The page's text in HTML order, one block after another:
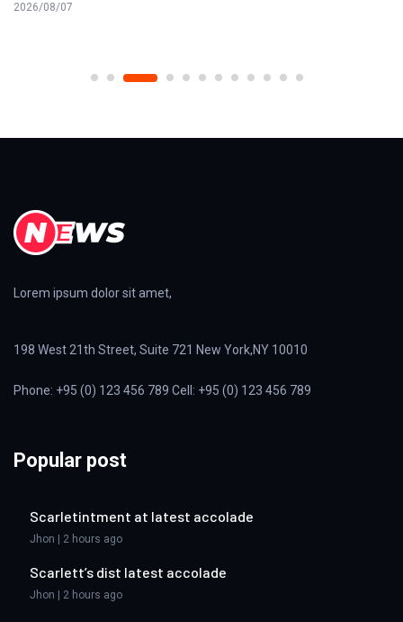
2026/08/07
Lorem ipsum dolor sit amet,
198 West 21th Street, Suite 721 New York,NY 10010
Phone: +95 (0) 123 456 789 Cell: +95 (0) 123 456 789
Popular post
Scarletintment at latest accolade
Jhon | 2 hours ago
Scarlett’s dist latest accolade
Jhon | 2 hours ago